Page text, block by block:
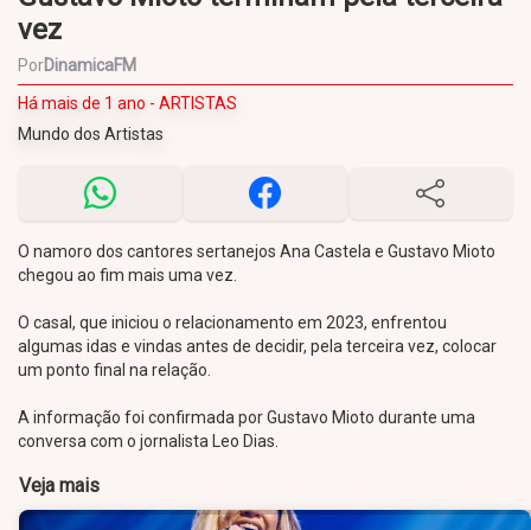
vez
PorDinamicaFM
Há mais de 1 ano - ARTISTAS
Mundo dos Artistas
O namoro dos cantores sertanejos Ana Castela e Gustavo Mioto
chegou ao fim mais uma vez.
O casal, que iniciou o relacionamento em 2023, enfrentou
algumas idas e vindas antes de decidir, pela terceira vez, colocar
um ponto final na relação.
A informação foi confirmada por Gustavo Mioto durante uma
conversa com o jornalista Leo Dias.
Veja mais